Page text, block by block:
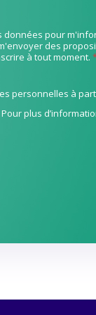
données pour
des
à tout moment.
personnelles à
plus